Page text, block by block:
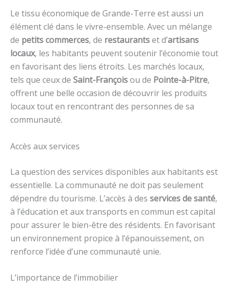
Le tissu économique de Grande-Terre est aussi un
élément clé dans le vivre-ensemble. Avec un mélange
de petits commerces, de restaurantset d’artisans
locaux, les habitants peuvent soutenir l’économie tout
en favorisant des liens étroits. Les marchés locaux,
tels que ceux de Saint-Françoisou de Pointe-à-Pitre,
offrent une belle occasion de découvrir les produits
locaux tout en rencontrant des personnes de sa
communauté.
Accès aux services
La question des services disponibles aux habitants est
essentielle. La communauté ne doit pas seulement
dépendre du tourisme. L’accès à des services de santé,
à l’éducation et aux transports en commun est capital
pour assurer le bien-être des résidents. En favorisant
un environnement propice à l’épanouissement, on
renforce l’idée d’une communauté unie.
L’importance de l’immobilier